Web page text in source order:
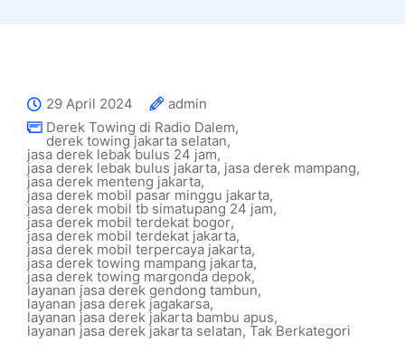
29 April 2024
admin
Derek Towing di Radio Dalem,
derek towing jakarta selatan,
jasa derek lebak bulus 24 jam,
jasa derek lebak bulus jakarta, jasa derek mampang,
jasa derek menteng jakarta,
jasa derek mobil pasar minggu jakarta,
jasa derek mobil tb simatupang 24 jam,
jasa derek mobil terdekat bogor,
jasa derek mobil terdekat jakarta,
jasa derek mobil terpercaya jakarta,
jasa derek towing mampang jakarta,
jasa derek towing margonda depok,
layanan jasa derek gendong tambun,
layanan jasa derek jagakarsa,
layanan jasa derek jakarta bambu apus,
layanan jasa derek jakarta selatan, Tak Berkategori